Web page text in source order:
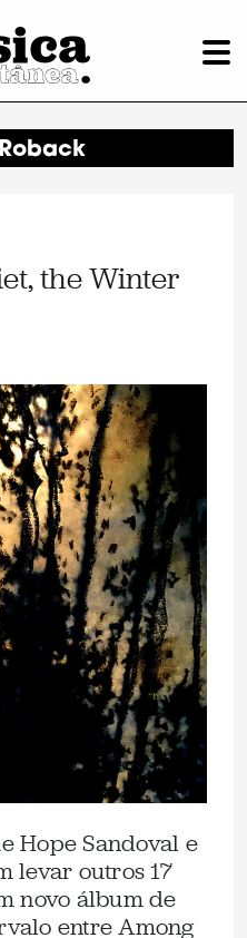
the Winter
Hope Sandoval e
levar outros 17
novo álbum de
entre Among